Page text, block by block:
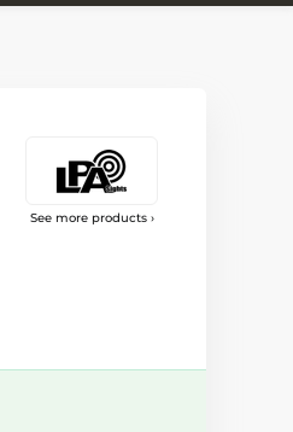
See more products ›